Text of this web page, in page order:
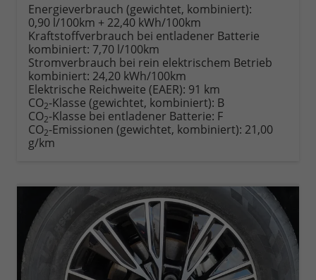
Energieverbrauch (gewichtet, kombiniert):
0,90 l/100km + 22,40 kWh/100km
Kraftstoffverbrauch bei entladener Batterie
kombiniert: 7,70 l/100km
Stromverbrauch bei rein elektrischem Betrieb
kombiniert: 24,20 kWh/100km
Elektrische Reichweite (EAER): 91 km
CO2-Klasse (gewichtet, kombiniert): B
CO2-Klasse bei entladener Batterie: F
CO2-Emissionen (gewichtet, kombiniert): 21,00
g/km